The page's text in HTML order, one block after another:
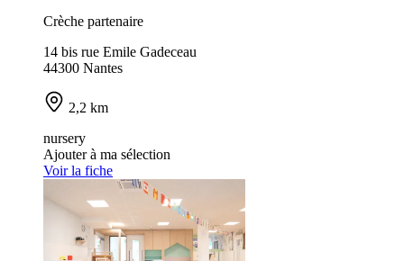
Crèche partenaire
14 bis rue Emile Gadeceau
44300 Nantes
2,2 km
nursery
Ajouter à ma sélection
Voir la fiche